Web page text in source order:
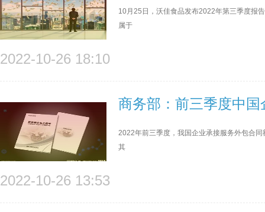
10月25日，沃佳食品发布2022年第三季度报
属于
2022-10-26 18:10
商务部：前三季度中
2022年前三季度，我国企业承接服务外包合
其
2022-10-26 13:53